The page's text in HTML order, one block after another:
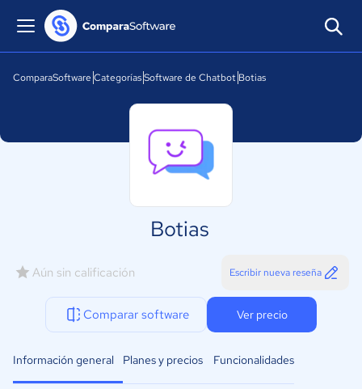
ComparaSoftware CategoríasSoftware de Chatbot Botias
Botias
Aún sin calificación Escribir nueva reseña
Comparar software Ver precio
Información general Planes y precios Funcionalidades